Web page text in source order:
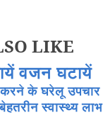
LIKE
वजन घटायें
के घरेलू उपचार
स्वास्थ्य लाभ